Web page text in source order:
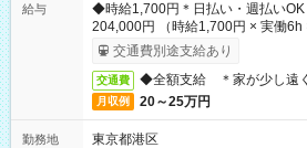
給与
◆時給1,700円＊日払い・週払い
204,000円 （時給1,700円 × 実働6h
交通費別途支給あり
交通費 ◆全額支給 ＊家が少し遠
月収例 20～25万円
勤務地
東京都港区